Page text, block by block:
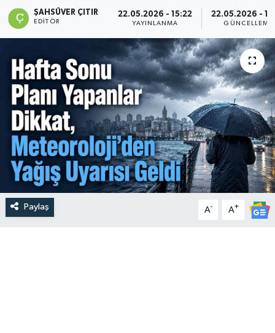
ŞAHSÜVER ÇITIR
EDITÖR
22.05.2026 - 15:22
YAYINLANMA
22.05.2026 -
GÜNCELLEME
Paylaş A- A+